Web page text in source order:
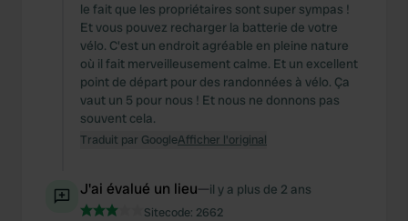
le fait que les propriétaires sont super sympas !
Et vous pouvez recharger la batterie de votre
vélo. C'est un endroit agréable en pleine nature
où il fait merveilleusement calme. Et un excellent
point de départ pour des randonnées à vélo. Ça
vaut un 5 pour nous ! Et nous ne donnons pas
souvent cela.
Traduit par GoogleAfficher l'original
J'ai évalué un lieu—il y a plus de 2 ans
Sitecode: 2662